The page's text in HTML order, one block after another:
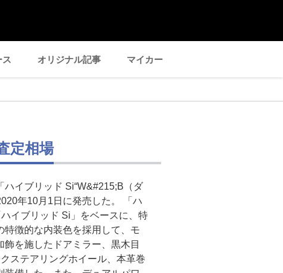
ス オリジナル記事 マイカー
定相場
ハイブリッド Si“W&#215;B（ダ
年10月1日に発売した。 「ハ
イブリッド Si」をベースに、特
特徴的な内装色を採用して、モ
を施したドアミラー、黒木目
ステアリングホイール、本革巻